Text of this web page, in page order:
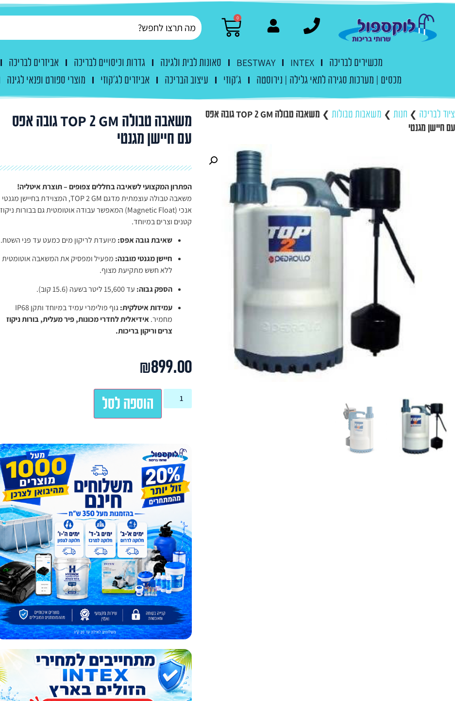
0
מכשירים לבריכה INTEX
BESTWAY סאונות לבית ולגינה גדרות וכיסויים לבריכה אביזרים לבריכה
מכסים | מערכות סגירה לתאי גלילה | נירוסטה
ג'קוזי עיצוב הבריכה אביזרים לג'קוזי מוצרי ספורט ופנאי לגינה
ציוד לבריכה ❯ חנות ❯ משאבות טבולות ❯
משאבה טבולה TOP 2 GM גובה אפס
עם חיישן מגנטי
משאבה טבולה TOP 2 GM גובה אפס
עם חיישן מגנטי
הפתרון המקצועי לשאיבה בחללים צפופים – תוצרת איטליה!
משאבה טבולה עוצמתית מדגם TOP 2 GM, המצוידת בחיישן מגנטי
אנכי (Magnetic Float) המאפשר עבודה אוטומטית גם בבורות ניקוז
קטנים וצרים במיוחד.
שאיבת גובה אפס: מיועדת לריקון מים כמעט עד פני השטח.
חיישן מגנטי מובנה: מפעיל ומפסיק את המשאבה אוטומטית
ללא חשש מתקיעת מצוף.
הספק גבוה: עד 15,600 ליטר בשעה (15.6 קוב).
עמידות איטלקית:
גוף פולימרי עמיד במיוחד ותקן IP68
מחמיר.אידיאלית לחדרי מכונות, פיר מעלית, בורות ניקוז
צרים וריקון בריכות.
₪899.00
הוספה לסל